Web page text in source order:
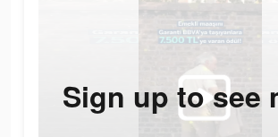
Sign up to see